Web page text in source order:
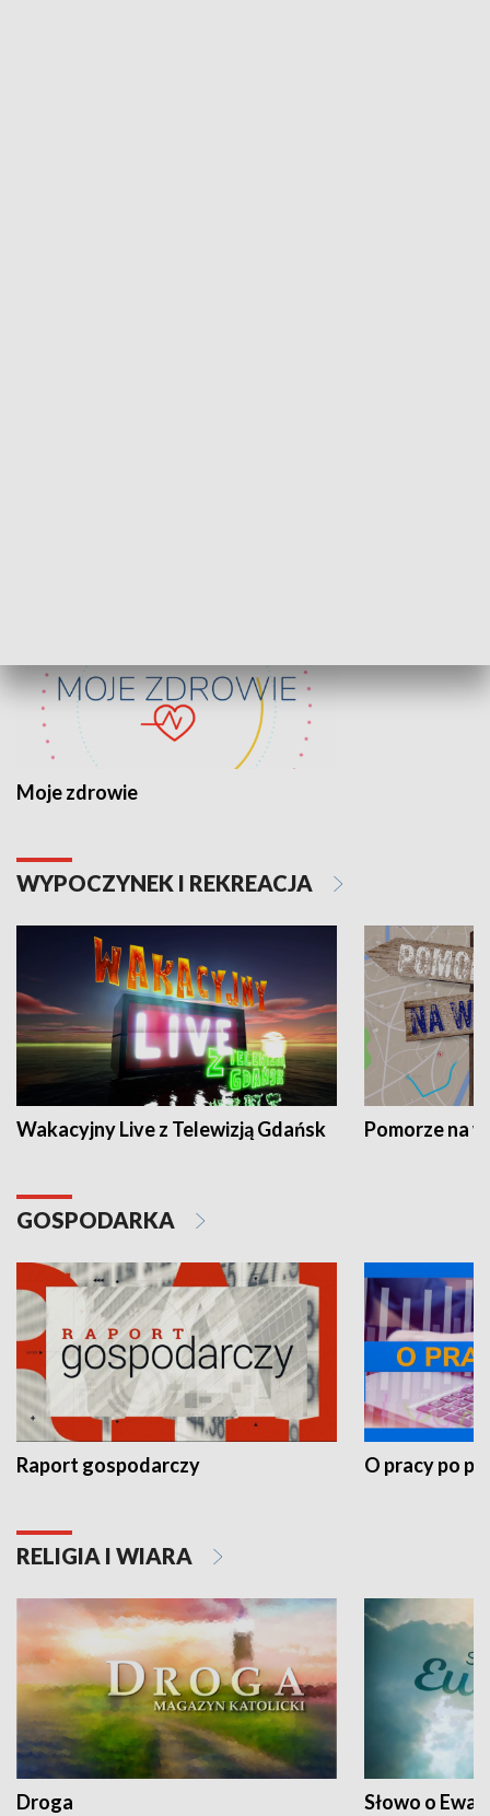
Moje zdrowie
WYPOCZYNEK I REKREACJA
Wakacyjny Live z Telewizją Gdańsk Pomorze na
GOSPODARKA
Raport gospodarczy O pracy po
RELIGIA I WIARA
Droga Słowo o